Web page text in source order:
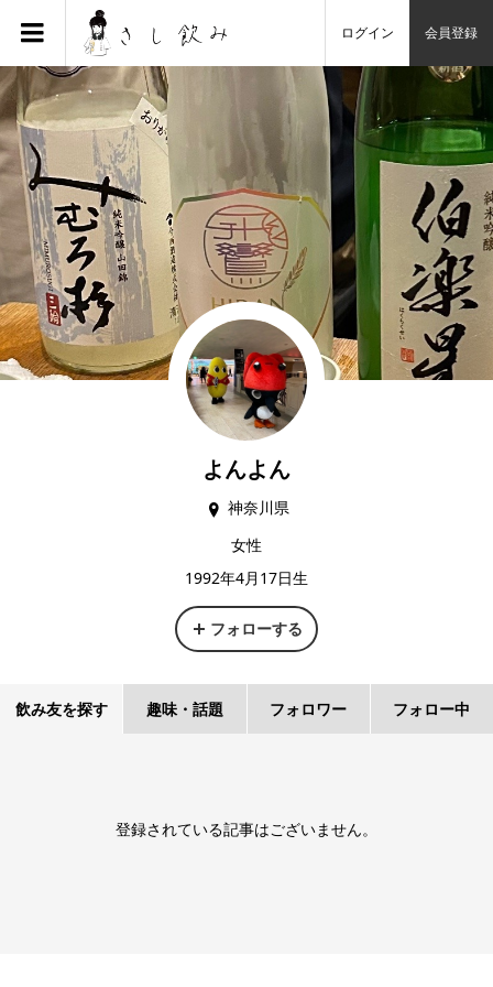
ログイン 会員登録
よんよん
神奈川県
女性
1992年4月17日生
フォローする
飲み友を探す 趣味・話題 フォロワー フォロー中
登録されている記事はございません。